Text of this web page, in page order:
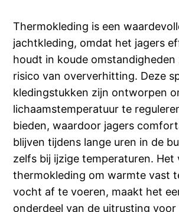
Thermokleding is een
jachtkleding, omdat het jagers
houdt in koude
risico van oververhitting. Deze
kledingstukken zijn ontworpen
lichaamstemperatuur te
bieden, waardoor jagers
blijven tijdens lange uren in de
zelfs bij ijzige temperaturen. Het
thermokleding om warmte vast
vocht af te voeren, maakt het
onderdeel van de uitrusting voor